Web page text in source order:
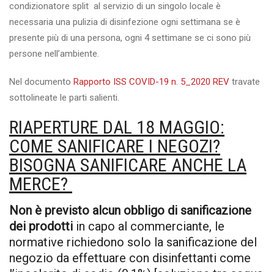
condizionatore split al servizio di un singolo locale è
necessaria una pulizia di disinfezione ogni settimana se è
presente più di una persona, ogni 4 settimane se ci sono più
persone nell’ambiente.
Nel documento Rapporto ISS COVID-19 n. 5_2020 REV travate
sottolineate le parti salienti.
RIAPERTURE DAL 18 MAGGIO:
COME SANIFICARE I NEGOZI?
BISOGNA SANIFICARE ANCHE LA
MERCE?
Non è previsto alcun obbligo di sanificazione
dei prodotti in capo al commerciante, le
normative richiedono solo la sanificazione del
negozio da effettuare con disinfettanti come